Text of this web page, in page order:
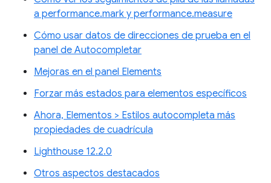
a performance.mark y performance.measure
Cómo usar datos de direcciones de prueba en el
panel de Autocompletar
Mejoras en el panel Elements
Forzar más estados para elementos específicos
Ahora, Elementos > Estilos autocompleta más
propiedades de cuadrícula
Lighthouse 12.2.0
Otros aspectos destacados